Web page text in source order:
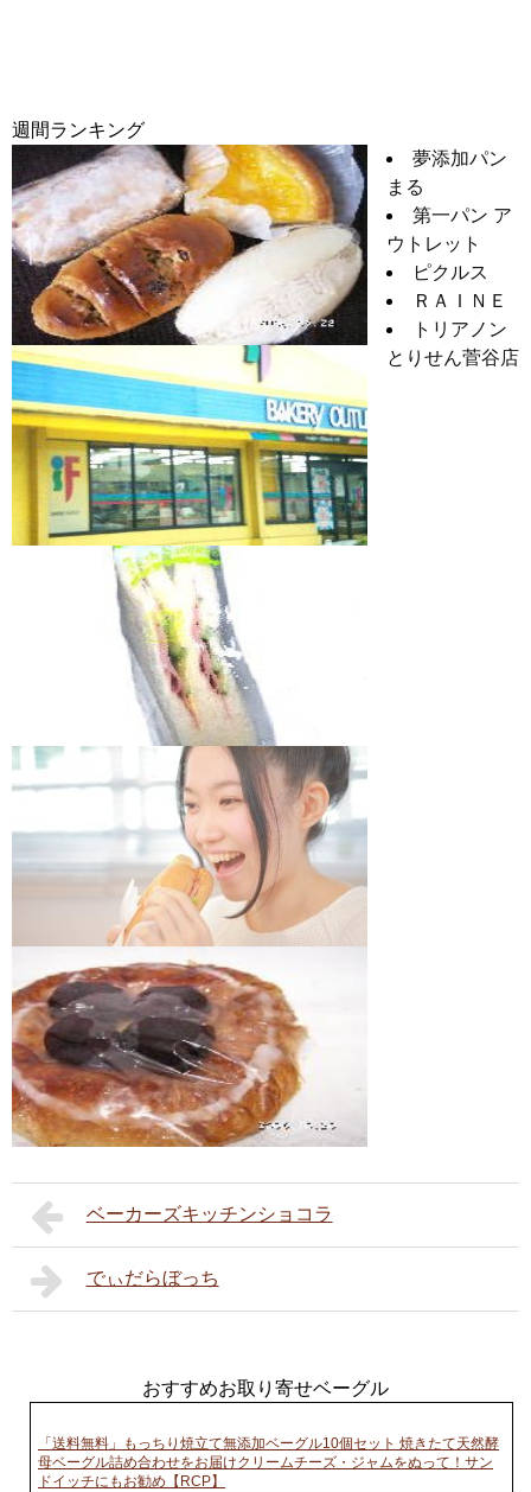
週間ランキング
夢添加パン
まる
第一パン ア
ウトレット
ピクルス
ＲＡＩＮＥ
トリアノン
とりせん菅谷店
ベーカーズキッチンショコラ
でぃだらぼっち
おすすめお取り寄せベーグル
「送料無料」もっちり焼立て無添加ベーグル10個セット 焼きたて天然酵
母ベーグル詰め合わせをお届けクリームチーズ・ジャムをぬって！サン
ドイッチにもお勧め【RCP】